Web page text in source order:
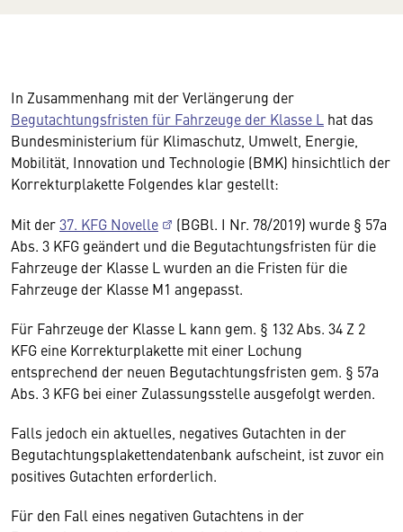
In Zusammenhang mit der Verlängerung der
Begutachtungsfristen für Fahrzeuge der Klasse L hat das
Bundesministerium für Klimaschutz, Umwelt, Energie,
Mobilität, Innovation und Technologie (BMK) hinsichtlich der
Korrekturplakette Folgendes klar gestellt:
Mit der37. KFG Novelle
(BGBl. I Nr. 78/2019) wurde § 57a
Abs. 3 KFG geändert und die Begutachtungsfristen für die
Fahrzeuge der Klasse L wurden an die Fristen für die
Fahrzeuge der Klasse M1 angepasst.
Für Fahrzeuge der Klasse L kann gem. § 132 Abs. 34 Z 2
KFG eine Korrekturplakette mit einer Lochung
entsprechend der neuen Begutachtungsfristen gem. § 57a
Abs. 3 KFG bei einer Zulassungsstelle ausgefolgt werden.
Falls jedoch ein aktuelles, negatives Gutachten in der
Begutachtungsplakettendatenbank aufscheint, ist zuvor ein
positives Gutachten erforderlich.
Für den Fall eines negativen Gutachtens in der